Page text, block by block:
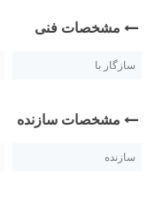
مشخصات فنی
سازگار با
مشخصات سازنده
سازنده